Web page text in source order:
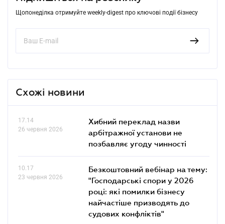
Щопонеділка отримуйте weekly-digest про ключові події бізнесу
Схожі новини
17.14
26 червня 2026
Хибний переклад назви
арбітражної установи не
позбавляє угоду чинності
10.17
23 червня 2026
Безкоштовний вебінар на тему:
"Господарські спори у 2026
році: які помилки бізнесу
найчастіше призводять до
судових конфліктів"